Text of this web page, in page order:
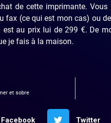
de cette imprimante.
fax (ce qui est mon cas) ou
au prix lui de 299 €. De
je fais à la maison.
et sobre
Facebook Twitter